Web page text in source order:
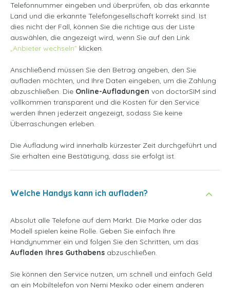
Telefonnummer eingeben und überprüfen, ob das erkannte
Land und die erkannte Telefongesellschaft korrekt sind. Ist
dies nicht der Fall, können Sie die richtige aus der Liste
auswählen, die angezeigt wird, wenn Sie auf den Link
„Anbieter wechseln” klicken.
Anschließend müssen Sie den Betrag angeben, den Sie
aufladen möchten, und Ihre Daten eingeben, um die Zahlung
abzuschließen. Die Online-Aufladungen von doctorSIM sind
vollkommen transparent und die Kosten für den Service
werden Ihnen jederzeit angezeigt, sodass Sie keine
Überraschungen erleben.
Die Aufladung wird innerhalb kürzester Zeit durchgeführt und
Sie erhalten eine Bestätigung, dass sie erfolgt ist.
Welche Handys kann ich aufladen?
Absolut alle Telefone auf dem Markt. Die Marke oder das
Modell spielen keine Rolle. Geben Sie einfach Ihre
Handynummer ein und folgen Sie den Schritten, um das
Aufladen Ihres Guthabens abzuschließen.
Sie können den Service nutzen, um schnell und einfach Geld
an ein Mobiltelefon von Nemi Mexiko oder einem anderen